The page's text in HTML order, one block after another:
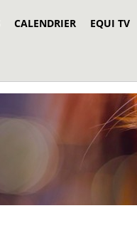
CALENDRIER EQUI TV